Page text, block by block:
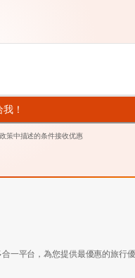
！
策中描述的条件接收优惠
一平台，為您提供最優惠的旅行優